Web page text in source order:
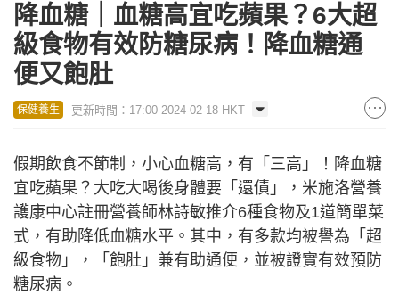
降血糖｜血糖高宜吃蘋果？6大超
級食物有效防糖尿病！降血糖通
便又飽肚
保健養生 更新時間：17:00 2024-02-18 HKT
假期飲食不節制，小心血糖高，有「三高」！降血糖
宜吃蘋果？大吃大喝後身體要「還債」，米施洛營養
護康中心註冊營養師林詩敏推介6種食物及1道簡單菜
式，有助降低血糖水平。其中，有多款均被譽為「超
級食物」，「飽肚」兼有助通便，並被證實有效預防
糖尿病。